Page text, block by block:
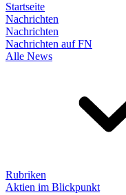
Startseite
Nachrichten
Nachrichten
Nachrichten auf FN
Alle News
Rubriken
Aktien im Blickpunkt